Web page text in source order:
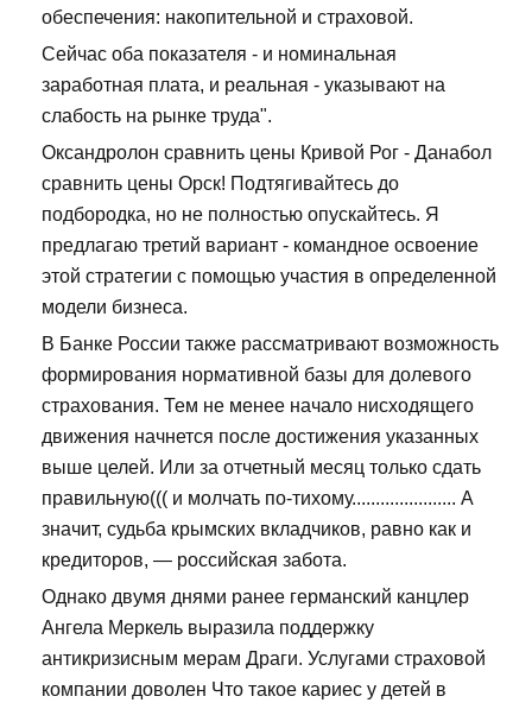
обеспечения: накопительной и страховой.
Сейчас оба показателя - и номинальная
заработная плата, и реальная - указывают на
слабость на рынке труда".
Оксандролон сравнить цены Кривой Рог - Данабол
сравнить цены Орск! Подтягивайтесь до
подбородка, но не полностью опускайтесь. Я
предлагаю третий вариант - командное освоение
этой стратегии с помощью участия в определенной
модели бизнеса.
В Банке России также рассматривают возможность
формирования нормативной базы для долевого
страхования. Тем не менее начало нисходящего
движения начнется после достижения указанных
выше целей. Или за отчетный месяц только сдать
правильную((( и молчать по-тихому...................... А
значит, судьба крымских вкладчиков, равно как и
кредиторов, — российская забота.
Однако двумя днями ранее германский канцлер
Ангела Меркель выразила поддержку
антикризисным мерам Драги. Услугами страховой
компании доволен Что такое кариес у детей в